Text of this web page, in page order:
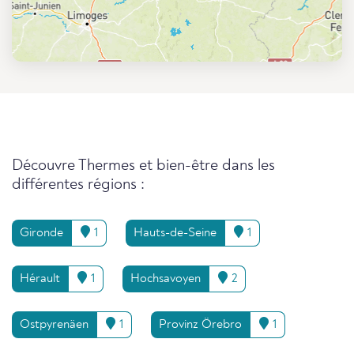
Découvre Thermes et bien-être dans les
différentes régions :
Gironde 1 Hauts-de-Seine 1
Hérault 1 Hochsavoyen 2
Ostpyrenäen 1 Provinz Örebro 1